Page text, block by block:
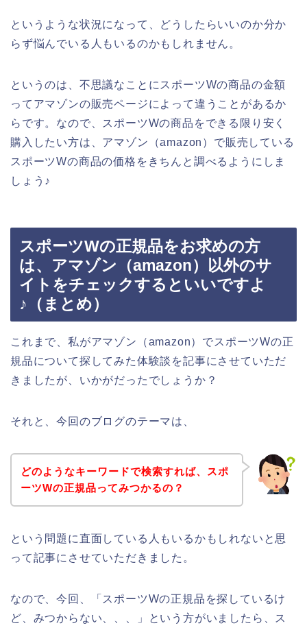
というような状況になって、どうしたらいいのか分か
らず悩んでいる人もいるのかもしれません。
というのは、不思議なことにスポーツWの商品の金額
ってアマゾンの販売ページによって違うことがあるか
らです。なので、スポーツWの商品をできる限り安く
購入したい方は、アマゾン（amazon）で販売している
スポーツWの商品の価格をきちんと調べるようにしま
しょう♪
スポーツWの正規品をお求めの方
は、アマゾン（amazon）以外のサ
イトをチェックするといいですよ
♪（まとめ）
これまで、私がアマゾン（amazon）でスポーツWの正
規品について探してみた体験談を記事にさせていただ
きましたが、いかがだったでしょうか？
それと、今回のブログのテーマは、
どのようなキーワードで検索すれば、スポ
ーツWの正規品ってみつかるの？
という問題に直面している人もいるかもしれないと思
って記事にさせていただきました。
なので、今回、「スポーツWの正規品を探しているけ
ど、みつからない、、、」という方がいましたら、ス